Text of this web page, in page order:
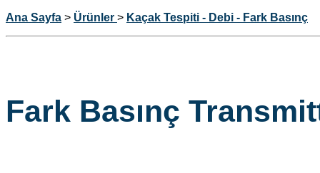
Ana Sayfa > Ürünler > Kaçak Tespiti - Debi - Fark Basınç
Fark Basınç